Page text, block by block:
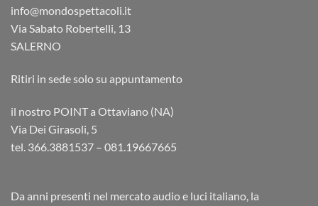
info@mondospettacoli.it
Via Sabato Robertelli, 13
SALERNO
Ritiri in sede solo su appuntamento
il nostro POINT a Ottaviano (NA)
Via Dei Girasoli, 5
tel. 366.3881537 – 081.19667665
Da anni presenti nel mercato audio e luci italiano, la